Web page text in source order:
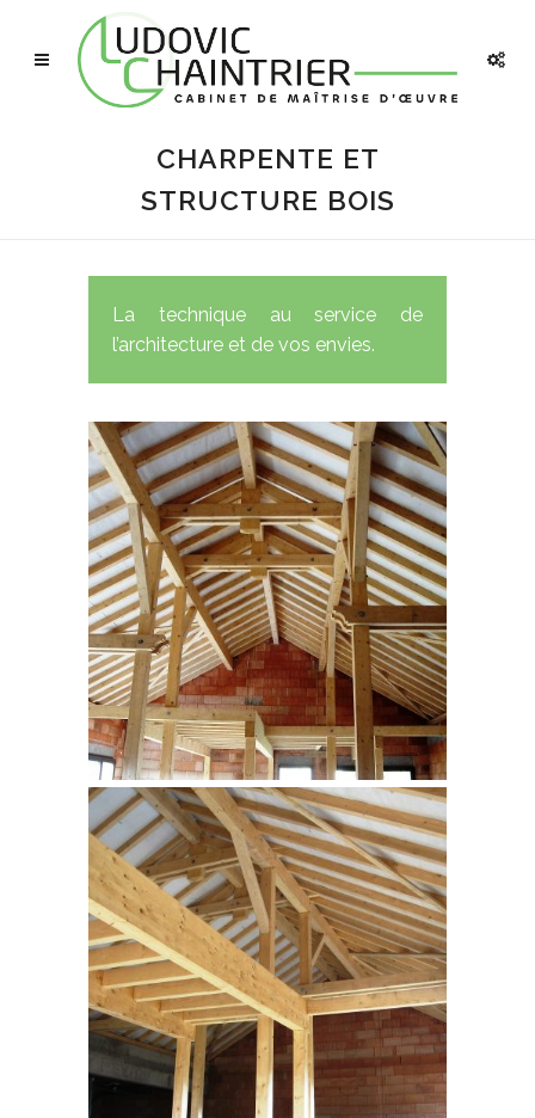
CHARPENTE ET
STRUCTURE BOIS
La technique au service de
l’architecture et de vos envies.